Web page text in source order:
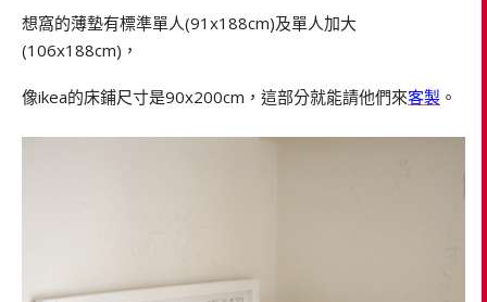
想窩的薄墊有標準單人(91x188cm)及單人加大
(106x188cm)，
像ikea的床鋪尺寸是90x200cm，這部分就能請他們來客製 。